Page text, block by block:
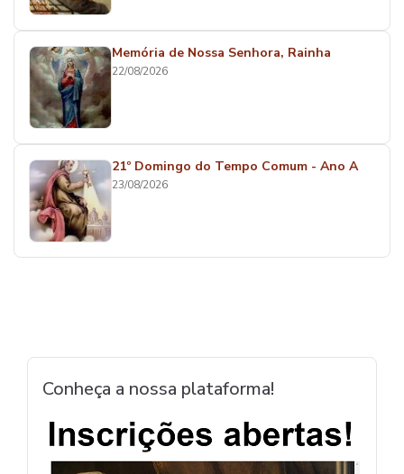
Memória de Nossa Senhora, Rainha
22/08/2026
21º Domingo do Tempo Comum - Ano A
23/08/2026
Conheça a nossa plataforma!